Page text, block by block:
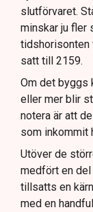
slutförvaret.
minskar ju fler
tidshorisonten
satt till 2159.
Om det byggs
eller mer blir
notera är att
som inkommit
Utöver de
medfört en del
tillsatts en
med en